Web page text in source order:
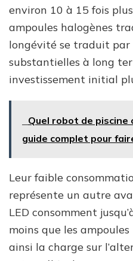
environ 10 à 15 fois
ampoules halogènes
longévité se traduit par
substantielles à long
investissement initial
Quel robot de piscine
guide complet pour
Leur faible
représente un autre
LED consomment
moins que les
ainsi la charge sur